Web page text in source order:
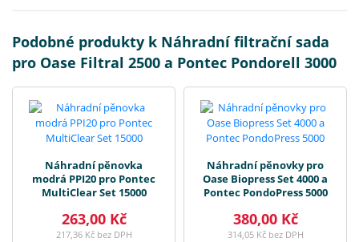
Podobné produkty k Náhradní filtrační sada
pro Oase Filtral 2500 a Pontec Pondorell 3000
Náhradní pěnovka
modrá PPI20 pro Pontec
MultiClear Set 15000
263,00 Kč
217,36 Kč bez DPH
Náhradní pěnovky pro
Oase Biopress Set 4000 a
Pontec PondoPress 5000
380,00 Kč
314,05 Kč bez DPH